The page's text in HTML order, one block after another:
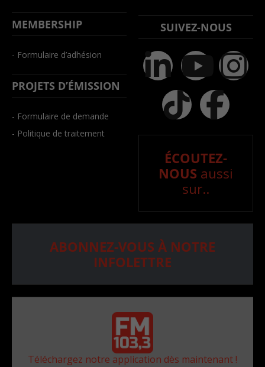
MEMBERSHIP
- Formulaire d’adhésion
PROJETS D’ÉMISSION
- Formulaire de demande
- Politique de traitement
SUIVEZ-NOUS
ÉCOUTEZ-
NOUS aussi
sur..
ABONNEZ-VOUS À NOTRE
INFOLETTRE
Téléchargez notre application dès maintenant !